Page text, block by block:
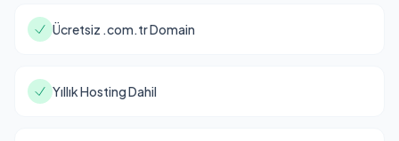
Ücretsiz .com.tr Domain
Yıllık Hosting Dahil